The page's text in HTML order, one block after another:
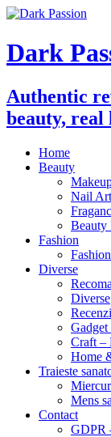
Dark
Authentic
beauty, real
Home
Beauty
Nail Art
Beauty
Fashion
Diverse
Diverse
Craft –
Home
Traieste
Mens
Contact
GDPR